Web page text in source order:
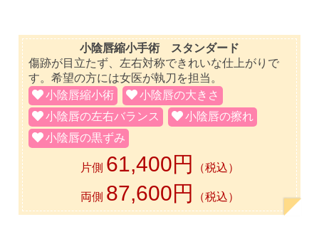
小陰唇縮小手術 スタンダード
傷跡が目立たず、左右対称できれいな仕上がりで
す。希望の方には女医が執刀を担当。
小陰唇縮小術
小陰唇の大きさ
小陰唇の左右バランス
小陰唇の擦れ
小陰唇の黒ずみ
片側 61,400円 （税込）
両側 87,600円 （税込）